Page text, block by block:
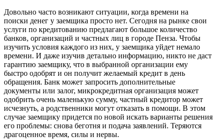
Довольно часто возникают ситуации, когда времени на
поиски денег у заемщика просто нет. Сегодня на рынке свои
услуги по кредитованию предлагают большое количество
банков, организаций и частных лиц в городе Пенза. Чтобы
изучить условия каждого из них, у заемщика уйдет немало
времени. И даже изучив детально информацию, никто не даст
гарантию заемщику, что в выбранной организации ему
быстро одобрят и он получит желаемый кредит в день
обращения. Банк может запросить дополнительные
документы или залог, микрокредитная организация может
одобрить очень маленькую сумму, частный кредитор может
исчезнуть, а родственники могут отказать в помощи. В этом
случае заемщику придется по новой искать варианты решения
его проблемы: снова беготня и подача заявлений. Теряются
драгоценное время, силы и нервы.